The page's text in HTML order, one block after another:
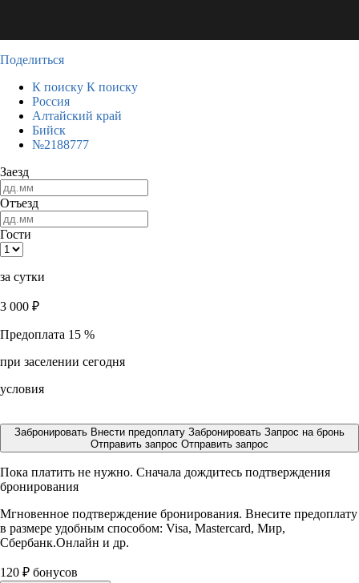
Поделиться
К поиску К поиску
Россия
Алтайский край
Бийск
№2188777
Заезд
Отъезд
Гости
за сутки
3 000 ₽
Предоплата 15 %
при заселении сегодня
условия
Забронировать Внести предоплату Забронировать Запрос на бронь
Отправить запрос Отправить запрос
Пока платить не нужно. Сначала дождитесь подтверждения
бронирования
Мгновенное подтверждение бронирования. Внесите предоплату
в размере удобным способом: Visa, Mastercard, Мир,
Сбербанк.Онлайн и др.
120 ₽ бонусов